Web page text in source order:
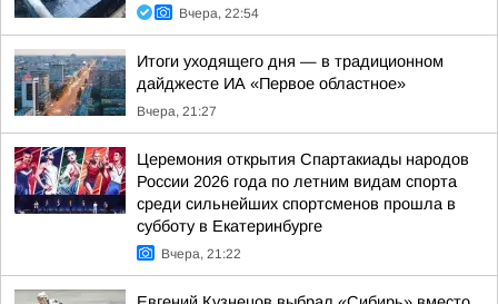
Вчера, 22:54
Итоги уходящего дня — в традиционном
дайджесте ИА «Первое областное»
Вчера, 21:27
Церемония открытия Спартакиады народов
России 2026 года по летним видам спорта
среди сильнейших спортсменов прошла в
субботу в Екатеринбурге
Вчера, 21:22